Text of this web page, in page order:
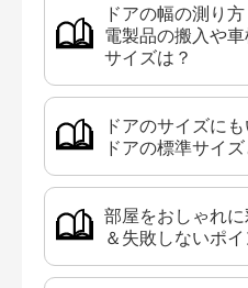
ドアの幅の測り
電製品の搬入や
サイズは？
ドアのサイズに
ドアの標準サイズ
部屋をおしゃれ
＆失敗しないポイ